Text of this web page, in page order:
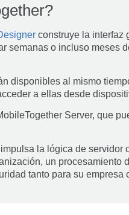
construye la interfaz
semanas o incluso meses
disponibles al mismo
a ellas desde
Server, que
la lógica de
un procesamiento
tanto para su